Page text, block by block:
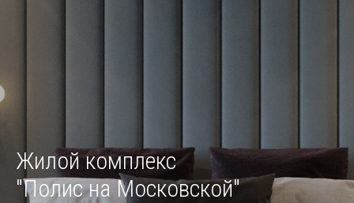
Жилой комплекс
"Полис на Московской"